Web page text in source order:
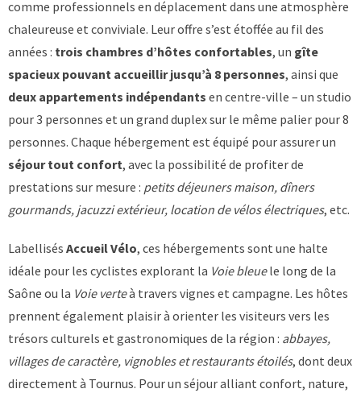
comme professionnels en déplacement dans une atmosphère
chaleureuse et conviviale. Leur offre s’est étoffée au fil des
années : trois chambres d’hôtes confortables, un gîte
spacieux pouvant accueillir jusqu’à 8 personnes, ainsi que
deux appartements indépendants en centre-ville – un studio
pour 3 personnes et un grand duplex sur le même palier pour 8
personnes. Chaque hébergement est équipé pour assurer un
séjour tout confort, avec la possibilité de profiter de
prestations sur mesure : petits déjeuners maison, dîners
gourmands, jacuzzi extérieur, location de vélos électriques, etc.
Labellisés Accueil Vélo, ces hébergements sont une halte
idéale pour les cyclistes explorant la Voie bleuele long de la
Saône ou la Voie verteà travers vignes et campagne. Les hôtes
prennent également plaisir à orienter les visiteurs vers les
trésors culturels et gastronomiques de la région : abbayes,
villages de caractère, vignobles et restaurants étoilés, dont deux
directement à Tournus. Pour un séjour alliant confort, nature,